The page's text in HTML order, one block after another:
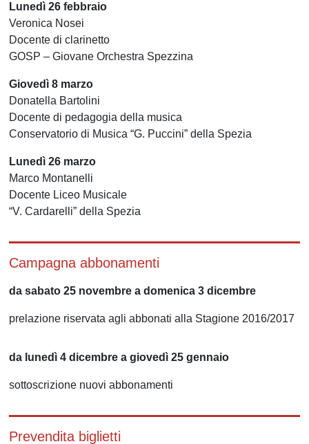
Lunedì 26 febbraio
Veronica Nosei
Docente di clarinetto
GOSP – Giovane Orchestra Spezzina
Giovedì 8 marzo
Donatella Bartolini
Docente di pedagogia della musica
Conservatorio di Musica “G. Puccini” della Spezia
Lunedì 26 marzo
Marco Montanelli
Docente Liceo Musicale
“V. Cardarelli” della Spezia
Campagna abbonamenti
da sabato 25 novembre a domenica 3 dicembre
prelazione riservata agli abbonati alla Stagione 2016/2017
da lunedì 4 dicembre a giovedì 25 gennaio
sottoscrizione nuovi abbonamenti
Prevendita biglietti